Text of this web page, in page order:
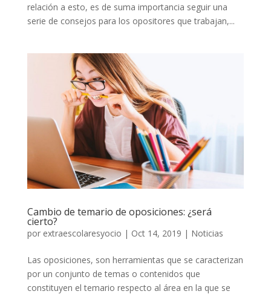
relación a esto, es de suma importancia seguir una
serie de consejos para los opositores que trabajan,...
Cambio de temario de oposiciones: ¿será
cierto?
por extraescolaresyocio | Oct 14, 2019 | Noticias
Las oposiciones, son herramientas que se caracterizan
por un conjunto de temas o contenidos que
constituyen el temario respecto al área en la que se